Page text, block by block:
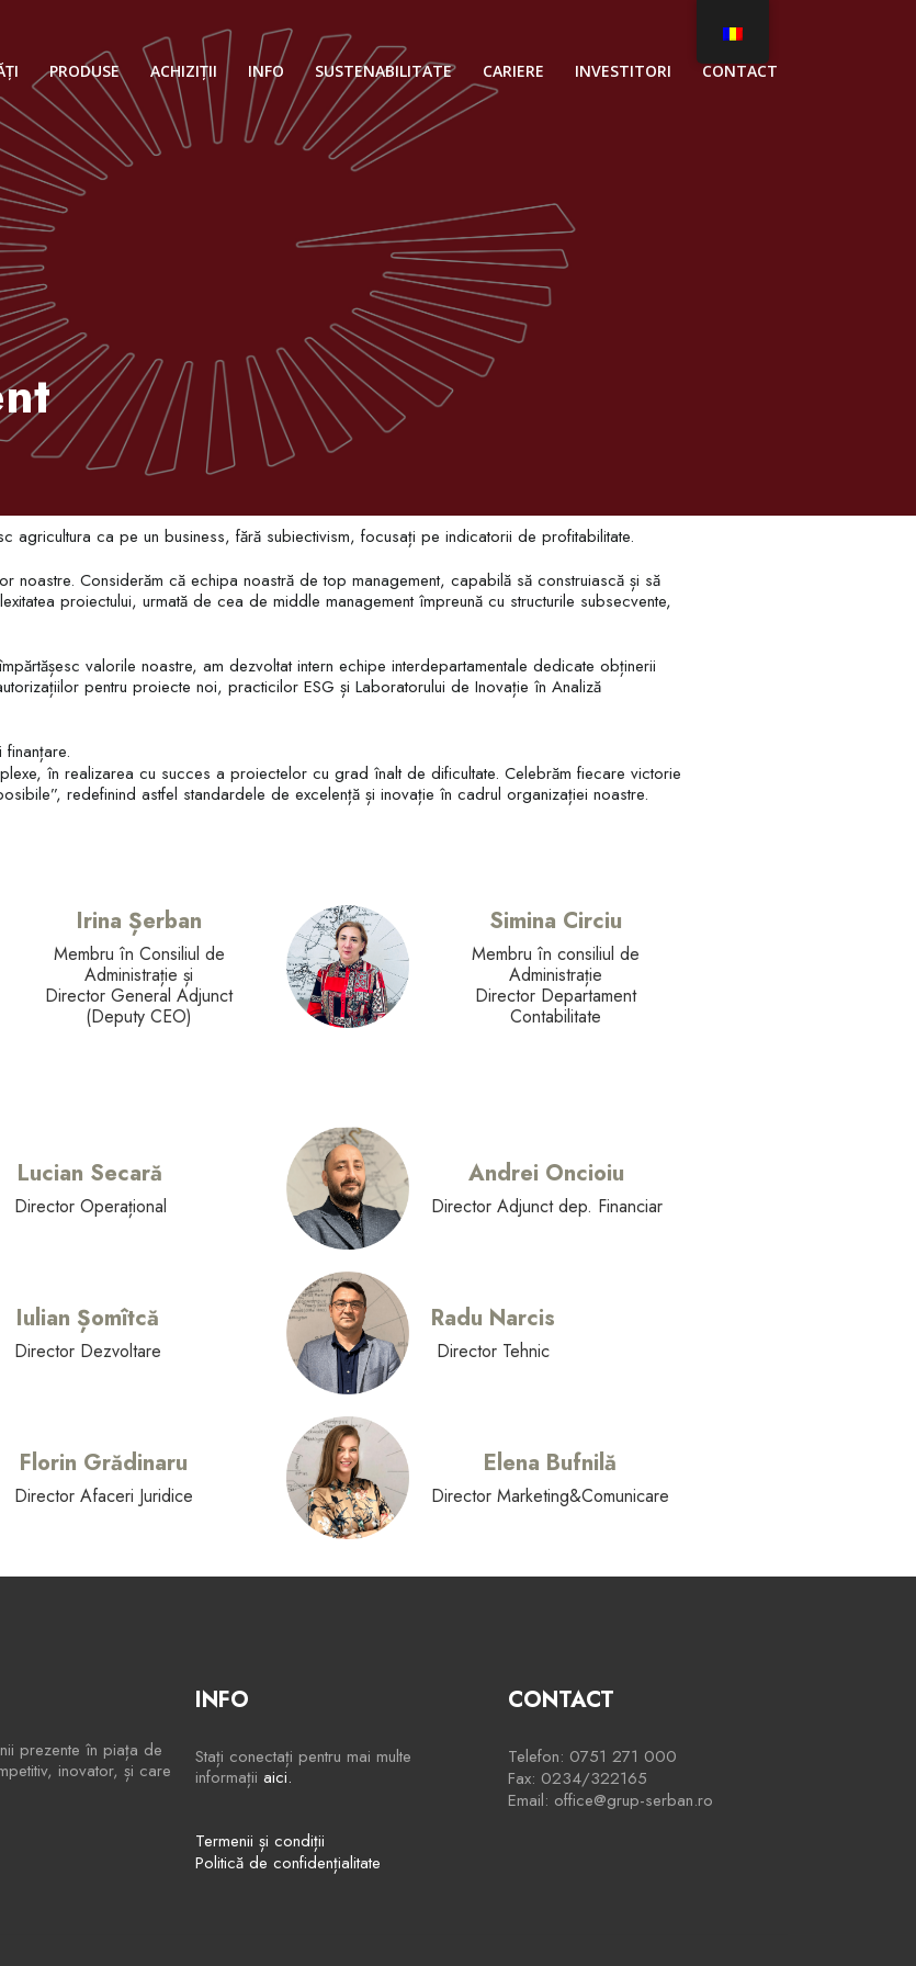
PRODUSE ACHIZIȚII INFO SUSTENABILITATE CARIERE INVESTITORI CONTACT
agricultura ca pe un business, fără subiectivism, focusați pe indicatorii de profitabilitate.
noastre. Considerăm că echipa noastră de top management, capabilă să construiască și să
proiectului, urmată de cea de middle management împreună cu structurile subsecvente,
valorile noastre, am dezvoltat intern echipe interdepartamentale dedicate obținerii
pentru proiecte noi, practicilor ESG și Laboratorului de Inovație în Analiză
în realizarea cu succes a proiectelor cu grad înalt de dificultate. Celebrăm fiecare victorie
redefinind astfel standardele de excelență și inovație în cadrul organizației noastre.
Irina Șerban
Membru în Consiliul de
Administrație și
Director General Adjunct
(Deputy CEO)
Simina Circiu
Membru în consiliul de
Administrație
Director Departament
Contabilitate
Lucian Secară
Director Operațional
Andrei Oncioiu
Director Adjunct dep. Financiar
Iulian Șomîtcă
Director Dezvoltare
Radu Narcis
Director Tehnic
Florin Grădinaru
Director Afaceri Juridice
Elena Bufnilă
Director Marketing&Comunicare
prezente în piața de
inovator, și care
INFO
Stați conectați pentru mai multe
informații aici.
Termenii și condiții
Politică de confidențialitate
CONTACT
Telefon: 0751 271 000
Fax: 0234/322165
Email: office@grup-serban.ro